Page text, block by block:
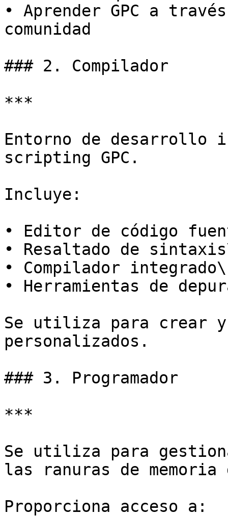
• Aprender GPC a
comunidad
### 2. Compilador
***
Entorno de desarrollo
scripting GPC.
Incluye:
• Editor de código
• Resaltado de
• Compilador integrado\
• Herramientas de
Se utiliza para crear
personalizados.
### 3. Programador
***
Se utiliza para
las ranuras de
Proporciona acceso a: